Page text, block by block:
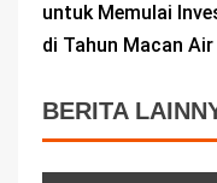
untuk Memulai
di Tahun Macan Air
BERITA